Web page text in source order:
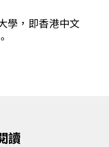
學，即香港中文
讀